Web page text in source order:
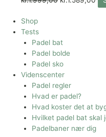
Shop
Tests
Padel bat
Padel bolde
Padel sko
Videnscenter
Padel regler
Hvad er padel?
Hvad koster det at
Hvilket padel bat skal
Padelbaner nær dig